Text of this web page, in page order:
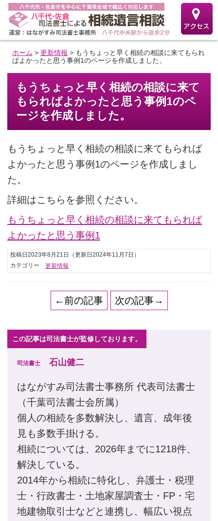
ホーム > 更新情報 > もうちょっと早く相続の相談に来てもられ
ばよかったと思う事例1のページを作成しました。
もうちょっと早く相続の相談に来て
もらればよかったと思う事例1のペ
ージを作成しました。
もうちょっと早く相続の相談に来てもられば
よかったと思う事例1のページを作成しまし
た。
詳細はこちらを参照ください。
もうちょっと早く相続の相談に来てもられば
よかったと思う事例1
投稿日2023年8月21日
（更新日2024年11月7日）
カテゴリー
更新情報
←前の記事 次の記事→
この記事は司法書士が監修しております。
司法書士石山健二
はながすみ司法書士事務所 代表司法書士
（千葉司法書士会所属）
個人の相続を多数解決し、遺言、成年後
見も多数手掛ける。
相続については、2026年までに1218件、
解決している。
2014年から相続に特化し、弁護士・税理
士・行政書士・土地家屋調査士・FP・宅
地建物取引士などと連携し、幅広い視点